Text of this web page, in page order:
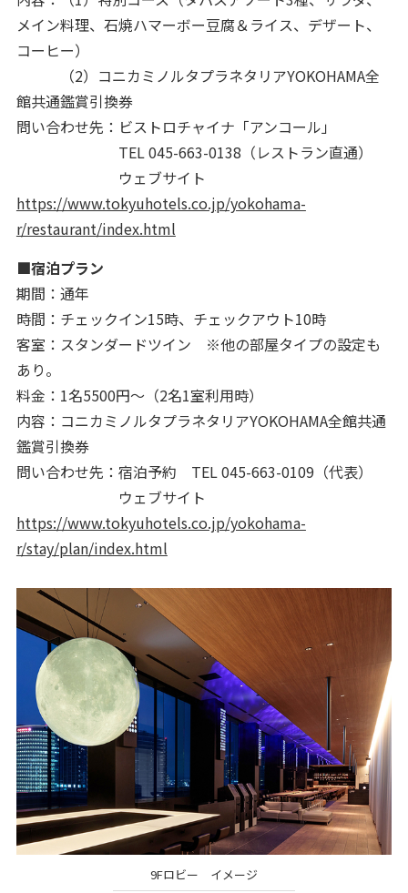
メイン料理、石焼ハマーボー豆腐＆ライス、デザート、
コーヒー）
（2）コニカミノルタプラネタリアYOKOHAMA全
館共通鑑賞引換券
問い合わせ先：ビストロチャイナ「アンコール」
TEL 045-663-0138（レストラン直通）
ウェブサイト
https://www.tokyuhotels.co.jp/yokohama-
r/restaurant/index.html
■宿泊プラン
期間：通年
時間：チェックイン15時、チェックアウト10時
客室：スタンダードツイン ※他の部屋タイプの設定も
あり。
料金：1名5500円～（2名1室利用時）
内容：コニカミノルタプラネタリアYOKOHAMA全館共通
鑑賞引換券
問い合わせ先：宿泊予約 TEL 045-663-0109（代表）
ウェブサイト
https://www.tokyuhotels.co.jp/yokohama-
r/stay/plan/index.html
9Fロビー イメージ